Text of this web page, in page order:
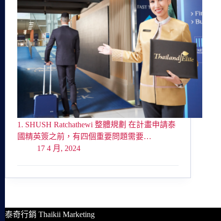
1. SHUSH Ratchathewi 整體規劃 在計畫申請泰
國精英簽之前，有四個重要問題需要…
17 4 月, 2024
泰奇行銷 Thaikii Marketing